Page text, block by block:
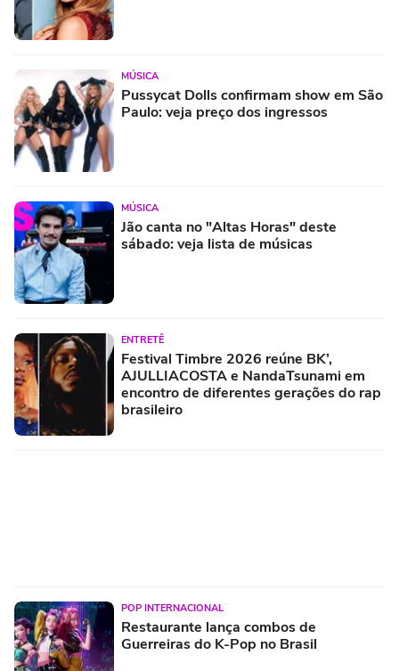
MÚSICA
Pussycat Dolls confirmam show em São
Paulo: veja preço dos ingressos
MÚSICA
Jão canta no "Altas Horas" deste
sábado: veja lista de músicas
ENTRETÊ
Festival Timbre 2026 reúne BK’,
AJULLIACOSTA e NandaTsunami em
encontro de diferentes gerações do rap
brasileiro
POP INTERNACIONAL
Restaurante lança combos de
Guerreiras do K-Pop no Brasil